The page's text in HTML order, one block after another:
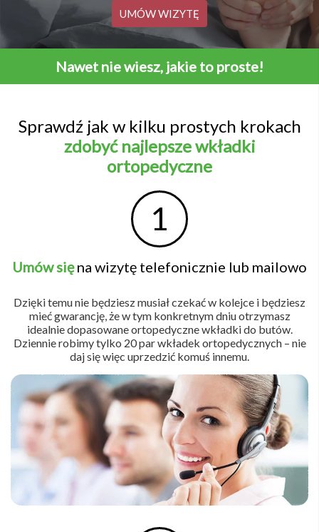
UMÓW WIZYTĘ
Nawet nie wiesz, jakie to proste!
1
Sprawdź jak w kilku prostych krokach
zdobyć najlepsze wkładki
ortopedyczne
Umów sięna wizytę telefonicznie lub mailowo
Dzięki temu nie będziesz musiał czekać w kolejce i będziesz
mieć gwarancję, że w tym konkretnym dniu otrzymasz
idealnie dopasowane ortopedyczne wkładki do butów.
Dziennie robimy tylko 20 par wkładek ortopedycznych – nie
daj się więc uprzedzić komuś innemu.